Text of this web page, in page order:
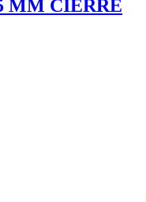
MM CIERRE